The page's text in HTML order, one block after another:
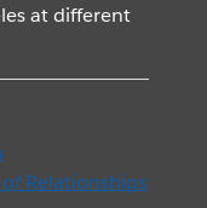
at different
Relationships